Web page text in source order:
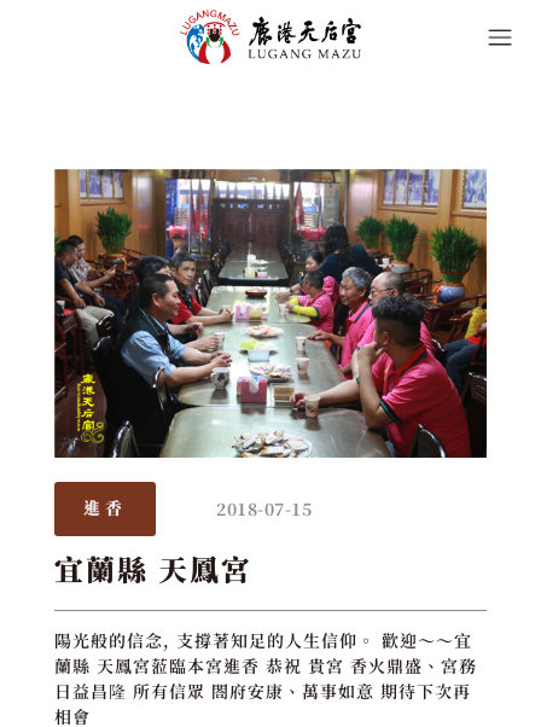
進香 2018-07-15
宜蘭縣 天鳳宮
陽光般的信念, 支撐著知足的人生信仰。 歡迎～～宜
蘭縣 天鳳宮蒞臨本宮進香 恭祝 貴宮 香火鼎盛、宮務
日益昌隆 所有信眾 閤府安康、萬事如意 期待下次再
相會